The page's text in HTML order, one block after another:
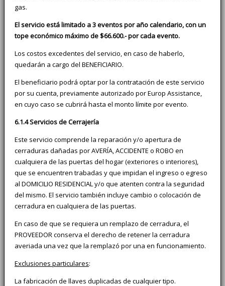
gas.
El servicio está limitado a 3 eventos por año calendario, con un
tope económico máximo de $66.600.- por cada evento.
Los costos excedentes del servicio, en caso de haberlo,
quedarán a cargo del BENEFICIARIO.
El beneficiario podrá optar por la contratación de este servicio
por su cuenta, previamente autorizado por Europ Assistance,
en cuyo caso se cubrirá hasta el monto límite por evento.
6.1.4 Servicios de Cerrajería
Este servicio comprende la reparación y/o apertura de
cerraduras dañadas por AVERÍA, ACCIDENTE o ROBO en
cualquiera de las puertas del hogar (exteriores o interiores),
que se encuentren trabadas y que impidan el ingreso o egreso
al DOMICILIO RESIDENCIAL y/o que atenten contra la seguridad
del mismo. El servicio también incluye cambio o colocación de
cerradura en cualquiera de las puertas.
En caso de que se requiera un remplazo de cerradura, el
PROVEEDOR conserva el derecho de retener la cerradura
averiada una vez que la remplazó por una en funcionamiento.
Exclusiones particulares:
La fabricación de llaves duplicadas de cualquier tipo.